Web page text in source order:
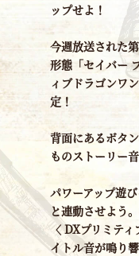
ップせよ！
今週放送された
形態「セイバー
ィブドラゴンワ
定！
背面にあるボタ
ものストーリー
パワーアップ遊
と連動させよう。
〈 DXプリミティ
イトル音が鳴り